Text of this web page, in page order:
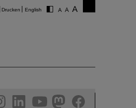
Drucken English